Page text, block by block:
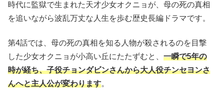
時代に監獄で生まれた天才少女オクニョが、母の死の真相
を追いながら波乱万丈な人生を歩む歴史長編ドラマです。
第4話では、母の死の真相を知る人物が殺されるのを目撃
した少女オクニョが小高い丘にたたずむと、 一瞬で5年の
時が経ち、子役チョンダビンさんから大人役チンセヨンさ
んへと主人公が変わります。